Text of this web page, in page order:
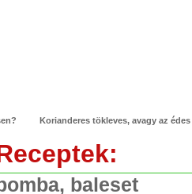
Korianderes tökleves, avagy az édes
baleset